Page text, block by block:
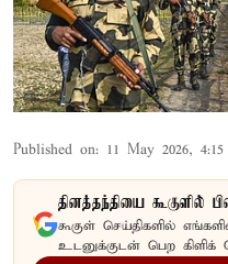
Published on: 11 May 2026,
தினத்தந்தியை கூகுளில்
கூகுள் செய்திகளில்
உடனுக்குடன் பெற கிளிக்